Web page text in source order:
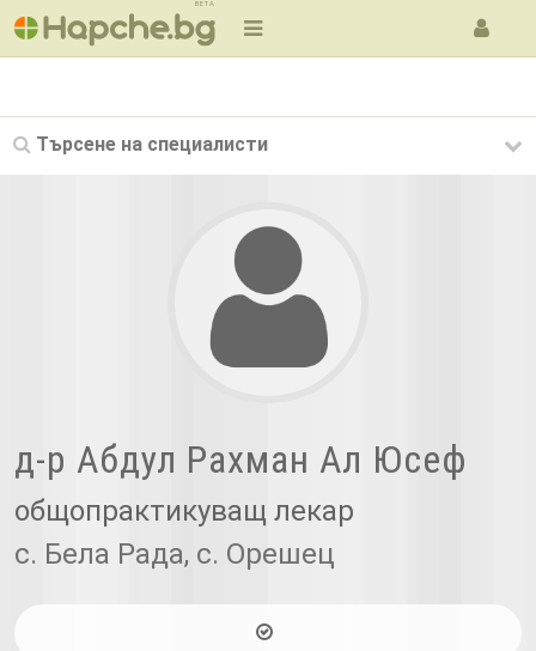
BETA
Търсене на специалисти
д-р Абдул Рахман Ал Юсеф
общопрактикуващ лекар
с. Бела Рада, с. Орешец